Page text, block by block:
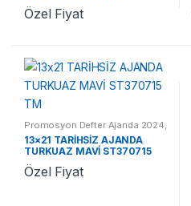
Özel Fiyat
Promosyon Defter Ajanda 2024,
Promosyon 2024 Ajandalar
13×21 TARİHSİZ AJANDA
TURKUAZ MAVİ ST370715
TM
Özel Fiyat